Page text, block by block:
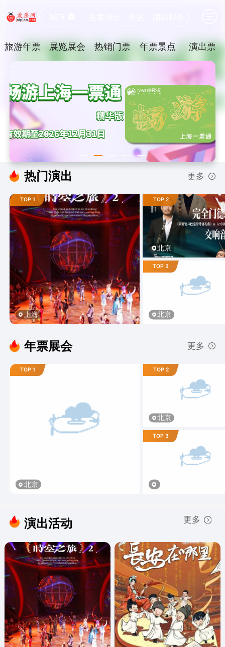
旅游年票 展览展会 热销门票 年票景点 演出票
热门演出 更多
TOP 1
上海
TOP 2
北京
TOP 3
北京
年票展会 更多
TOP 1
北京
TOP 2
北京
TOP 3
演出活动 更多